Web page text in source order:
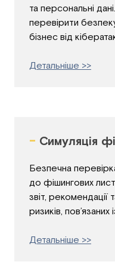
та персональні
перевірити
бізнес від
Детальніше >>
- Симуляція
Безпечна перевірка
до фішингових
звіт, рекомендації
ризиків,
Детальніше >>